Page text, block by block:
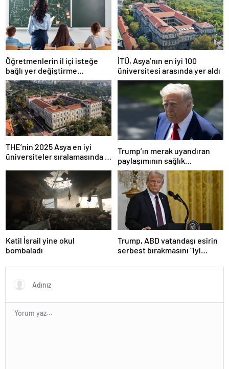
Öğretmenlerin il içi isteğe
bağlı yer değiştirme
başvuruları ne zaman?
İTÜ, Asya’nın en iyi 100
üniversitesi arasında yer aldı
THE’nin 2025 Asya en iyi
üniversiteler sıralamasında 4
Trump’ın merak uyandıran
paylaşımının sağlık
sistemiyle ilgili kararname
olduğu anlaşıldı
Katil İsrail yine okul
bombaladı
Trump, ABD vatandaşı esirin
serbest bırakmasını “iyi
olarak değerlendirdi